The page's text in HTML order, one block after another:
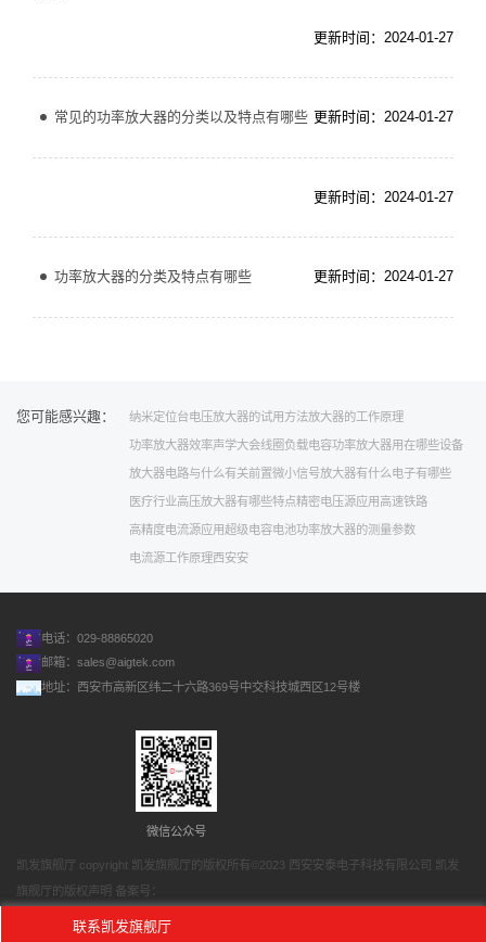
更新时间：2024-01-27
常见的功率放大器的分类以及特点有哪些 更新时间：2024-01-27
更新时间：2024-01-27
功率放大器的分类及特点有哪些 更新时间：2024-01-27
您可能感兴趣： 纳米定位台电压放大器的试用方法放大器的工作原理
功率放大器效率声学大会线圈 负载电容功率放大器用在哪些设备
放大器电路与什么有关前置微小信号放大器有什么电子有哪些
医疗行业高压放大器有哪些特点精密电压源应用 高速铁路
高精度电流源应用超级电容电池功率放大器的测量参数
电流源工作原理西安安
电话：029-88865020
邮箱： sales@aigtek.com
地址：西安市高新区纬二十六路369号中交科技城西区12号楼
微信公众号
凯发旗舰厅 copyright 凯发旗舰厅的版权所有©2023 西安安泰电子科技有限公司 凯发
旗舰厅的版权声明 备案号：
联系凯发旗舰厅